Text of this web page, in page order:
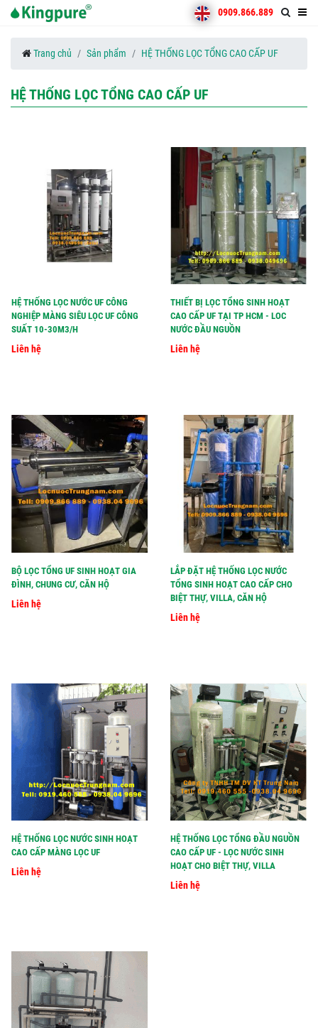
0909.866.889
Trang chủ Sản phẩm HỆ THỐNG LỌC TỔNG CAO CẤP UF
HỆ THỐNG LỌC TỔNG CAO CẤP UF
HỆ THỐNG LỌC NƯỚC UF CÔNG
NGHIỆP MÀNG SIÊU LỌC UF CÔNG
SUẤT 10-30M3/H
Liên hệ
THIẾT BỊ LỌC TỔNG SINH HOẠT
CAO CẤP UF TẠI TP HCM - LOC
NƯỚC ĐẦU NGUỒN
Liên hệ
BỘ LỌC TỔNG UF SINH HOẠT GIA
ĐÌNH, CHUNG CƯ, CĂN HỘ
Liên hệ
LẮP ĐẶT HỆ THỐNG LỌC NƯỚC
TỔNG SINH HOẠT CAO CẤP CHO
BIỆT THỰ, VILLA, CĂN HỘ
Liên hệ
HỆ THỐNG LỌC NƯỚC SINH HOẠT
CAO CẤP MÀNG LỌC UF
Liên hệ
HỆ THỐNG LỌC TỔNG ĐẦU NGUỒN
CAO CẤP UF - LỌC NƯỚC SINH
HOẠT CHO BIỆT THỰ, VILLA
Liên hệ